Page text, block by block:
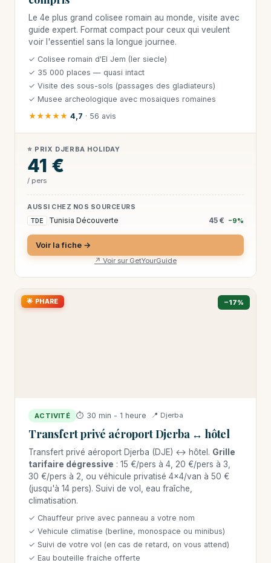
Le 4e plus grand colisee romain au monde, visite avec
guide expert. Format compact pour ceux qui veulent
voir l'essentiel sans la longue journee.
✓ Colisee romain d'El Jem (Ier siecle)
✓ 35 000 places — quasi intact
✓ Visite des sous-sols (passages des gladiateurs)
✓ Musee archeologique avec mosaiques romaines
★★★★★ 4,7 · 56 avis
⭐ PRIX DJERBA HOLIDAY
41 €
/ pers
AUSSI CHEZ NOS SOURCEURS
TDE Tunisia Découverte 45 € −9%
Voir la fiche →
↗ Voir sur GetYourGuide
🌟 PHARE −17%
ACTIVITÉ ⏱ 30 min - 1 heure 📍 Djerba
Transfert privé aéroport Djerba ↔ hôtel
Transfert privé aéroport Djerba (DJE) ↔ hôtel. Grille
tarifaire dégressive : 15 €/pers à 4, 20 €/pers à 3,
30 €/pers à 2, ou véhicule privatisé 4×4/van à 50 €
(jusqu'à 14 pers). Suivi de vol, eau fraîche,
climatisation.
✓ Chauffeur prive avec panneau a votre nom
✓ Vehicule climatise (berline, monospace ou minibus)
✓ Suivi de votre vol (en cas de retard, on vous attend)
✓ Eau bouteille fraiche offerte